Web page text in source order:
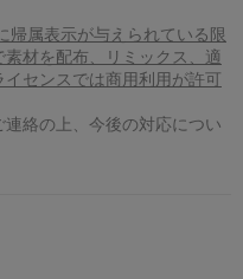
帰属表示が与えられている限
材を配布、リミックス、適
センスでは商用利用が許可
絡の上、今後の対応につい